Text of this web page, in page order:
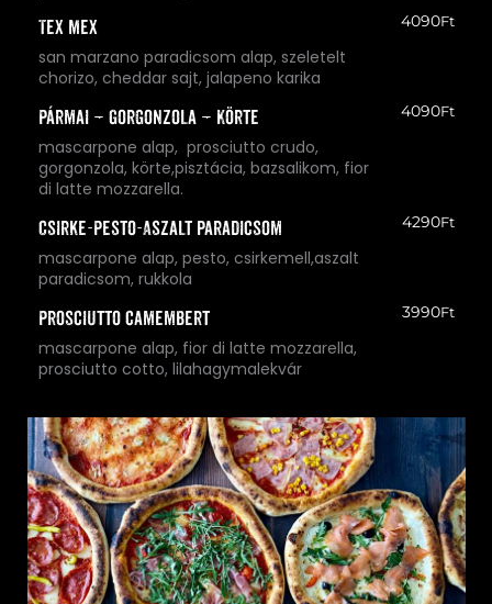
Tex Mex
san marzano paradicsom alap, szeletelt
chorizo, cheddar sajt, jalapeno karika
4090Ft
Pármai – Gorgonzola – Körte
mascarpone alap, prosciutto crudo,
gorgonzola, körte,pisztácia, bazsalikom, fior
di latte mozzarella.
4090Ft
Csirke-Pesto-Aszalt paradicsom
mascarpone alap, pesto, csirkemell,aszalt
paradicsom, rukkola
4290Ft
Prosciutto camembert
mascarpone alap, fior di latte mozzarella,
prosciutto cotto, lilahagymalekvár
3990Ft